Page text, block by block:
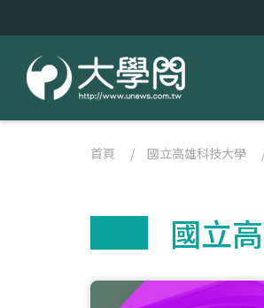
首頁 / 國立高雄科技大學
國立